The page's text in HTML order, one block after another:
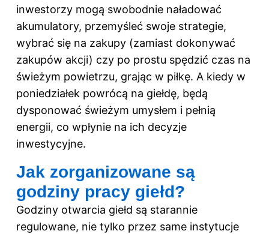
inwestorzy mogą swobodnie naładować
akumulatory, przemyśleć swoje strategie,
wybrać się na zakupy (zamiast dokonywać
zakupów akcji) czy po prostu spędzić czas na
świeżym powietrzu, grając w piłkę. A kiedy w
poniedziałek powrócą na giełdę, będą
dysponować świeżym umysłem i pełnią
energii, co wpłynie na ich decyzje
inwestycyjne.
Jak zorganizowane są
godziny pracy giełd?
Godziny otwarcia giełd są starannie
regulowane, nie tylko przez same instytucje